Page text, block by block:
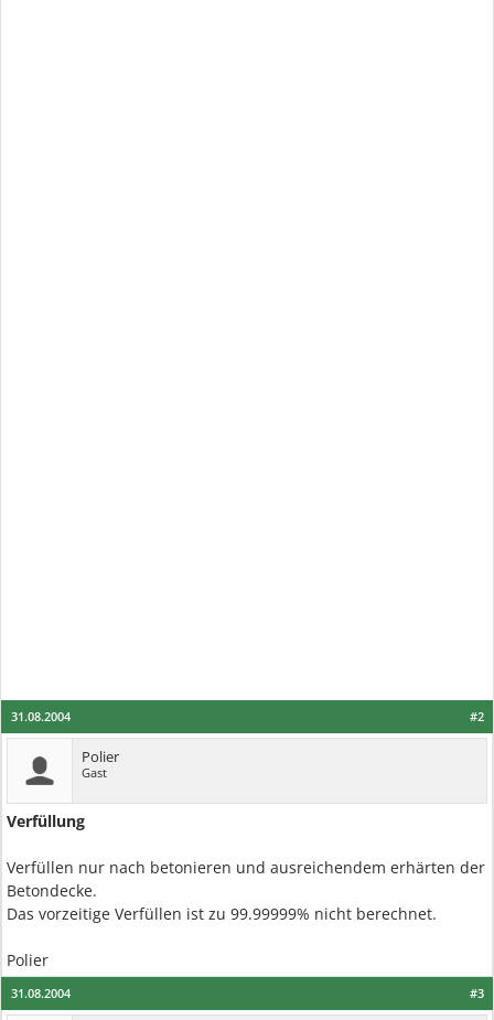
#2
31.08.2004
Polier
Gast
Verfüllung
Verfüllen nur nach betonieren und ausreichendem erhärten der
Betondecke.
Das vorzeitige Verfüllen ist zu 99.99999% nicht berechnet.
Polier
#3
31.08.2004